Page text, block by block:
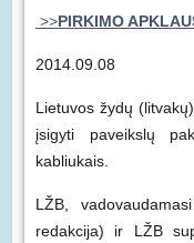
>>PIRKIMO
2014.09.08
Lietuvos žydų
įsigyti paveikslų
kabliukais.
LŽB,
redakcija) ir LŽB